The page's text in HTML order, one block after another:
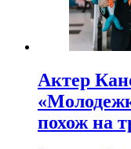
Актер
похож на